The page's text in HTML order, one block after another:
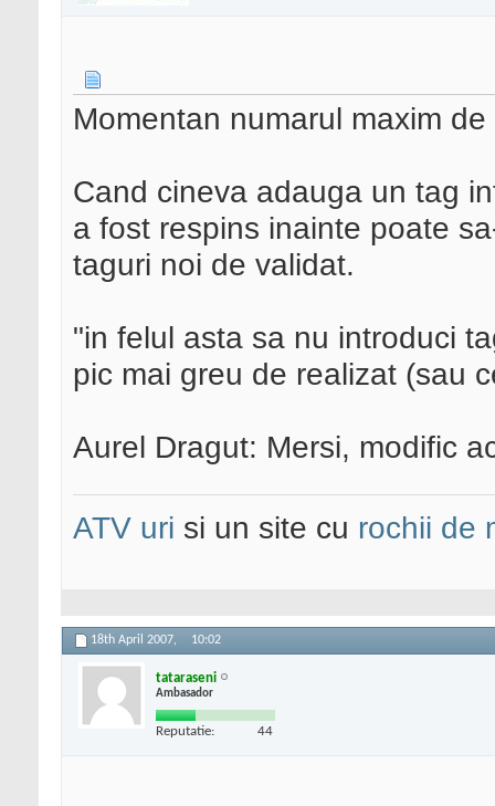
Momentan numarul maxim
Cand cineva adauga un tag
a fost respins inainte poate
taguri noi de validat.
"in felul asta sa nu introduci
pic mai greu de realizat (sau
Aurel Dragut: Mersi, modific
ATV uri si un site cu rochii de
18th April 2007, 10:02
tataraseni
Ambasador
Reputatie: 44